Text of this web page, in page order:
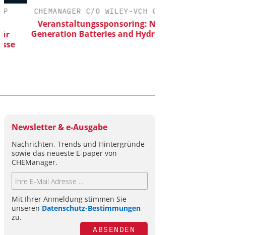
CHEMANAGER C/O WILEY-VCH GMBH
Veranstaltungssponsoring: Next
Generation Batteries and Hydrogen
Newsletter & e-Ausgabe
Nachrichten, Trends und Hintergründe
sowie das neueste E-paper von
CHEManager.
Mit Ihrer Anmeldung stimmen Sie
unseren Datenschutz-Bestimmungen
zu.
ABSENDEN